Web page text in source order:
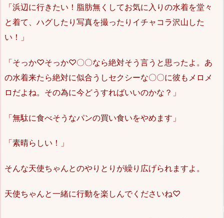
「浜辺に行きたい！脂肪無くしてお気に入りの水着を堂々
と着て、ハグしたり写真を撮ったりイチャコラ沢山した
い！」
「そっか♡そっか♡〇〇なら絶対そう言うと思ったよ。あ
の水着来たら絶対に似合うしセクシーな〇〇に彼もメロメ
ロだよね。その為に今どうすればいいのかな？」
「無駄に食べそうなパンの買い食いをやめます」
「素晴らしい！」
そんな天使ちゃんとのやりとりが繰り広げられますよ。
天使ちゃんと一緒に行動を楽しんでくださいね♡